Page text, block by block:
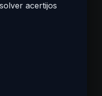
acertijos